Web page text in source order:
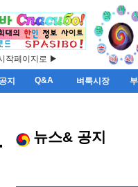
작페이지로 ▶
지 Q&A 벼룩시장
뉴스& 공지